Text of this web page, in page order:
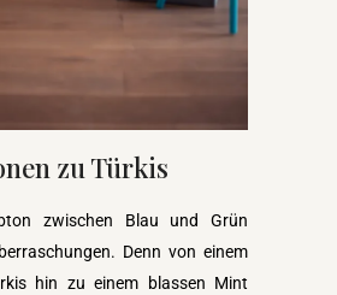
zu Türkis
zwischen Blau und Grün
Denn von einem
hin zu einem blassen Mint